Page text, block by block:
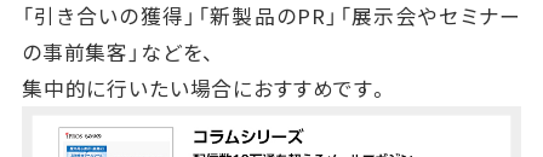
「引き合いの獲得」「新製品のPR」「展示会やセミナー
の事前集客」などを、
集中的に行いたい場合におすすめです。